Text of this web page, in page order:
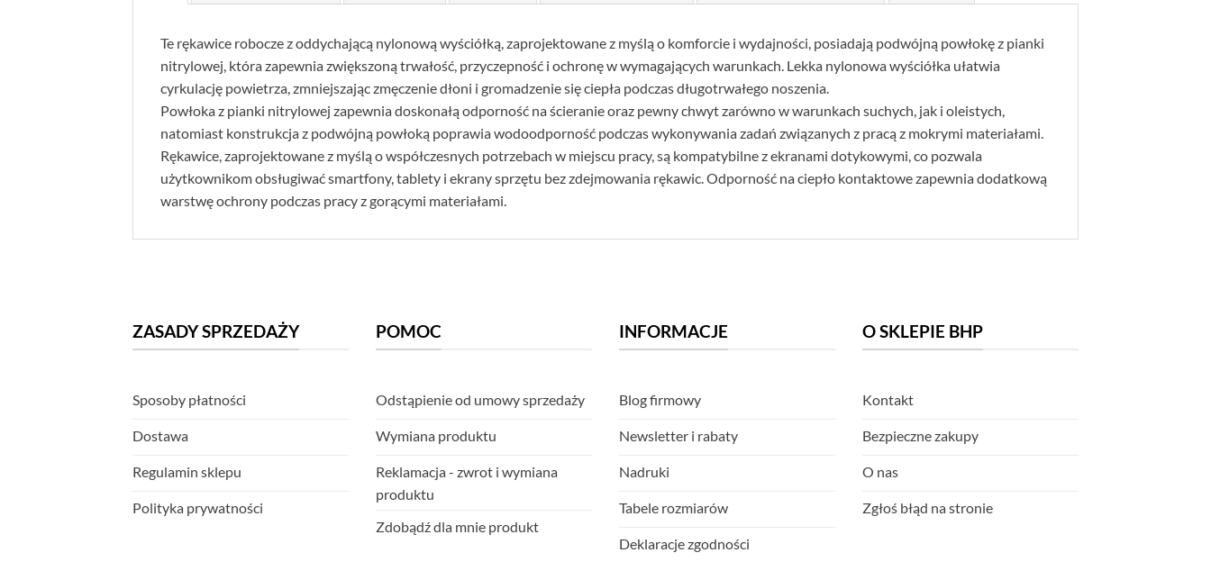
Te rękawice robocze z oddychającą nylonową wyściółką, zaprojektowane z myślą o komforcie i wydajności, posiadają podwójną powłokę z pianki
nitrylowej, która zapewnia zwiększoną trwałość, przyczepność i ochronę w wymagających warunkach. Lekka nylonowa wyściółka ułatwia
cyrkulację powietrza, zmniejszając zmęczenie dłoni i gromadzenie się ciepła podczas długotrwałego noszenia.
Powłoka z pianki nitrylowej zapewnia doskonałą odporność na ścieranie oraz pewny chwyt zarówno w warunkach suchych, jak i oleistych,
natomiast konstrukcja z podwójną powłoką poprawia wodoodporność podczas wykonywania zadań związanych z pracą z mokrymi materiałami.
Rękawice, zaprojektowane z myślą o współczesnych potrzebach w miejscu pracy, są kompatybilne z ekranami dotykowymi, co pozwala
użytkownikom obsługiwać smartfony, tablety i ekrany sprzętu bez zdejmowania rękawic. Odporność na ciepło kontaktowe zapewnia dodatkową
warstwę ochrony podczas pracy z gorącymi materiałami.
ZASADY SPRZEDAŻY
Sposoby płatności
Dostawa
Regulamin sklepu
Polityka prywatności
POMOC
Odstąpienie od umowy sprzedaży
Wymiana produktu
Reklamacja - zwrot i wymiana
produktu
Zdobądź dla mnie produkt
INFORMACJE
Blog firmowy
Newsletter i rabaty
Nadruki
Tabele rozmiarów
Deklaracje zgodności
O SKLEPIE BHP
Kontakt
Bezpieczne zakupy
O nas
Zgłoś błąd na stronie